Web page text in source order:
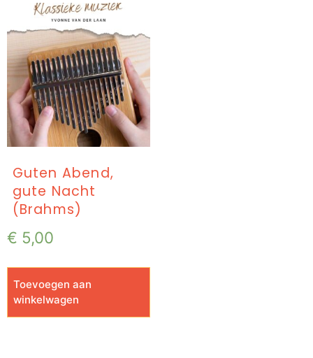
Guten Abend,
gute Nacht
(Brahms)
€ 5,00
Toevoegen aan
winkelwagen